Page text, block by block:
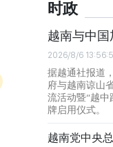
时政
越南与中
2026/8/6
据越通社报道
府与越南谅山
流活动暨“越中
牌启用仪式。
越南党中央